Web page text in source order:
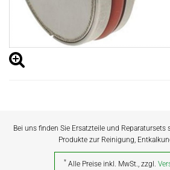
Bei uns finden Sie Ersatzteile und
Produkte zur Reinigung,
* Alle Preise inkl. MwSt., zzgl.